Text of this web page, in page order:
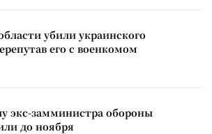
убили украинского
его с военкомом
экс-замминистра обороны
до ноября